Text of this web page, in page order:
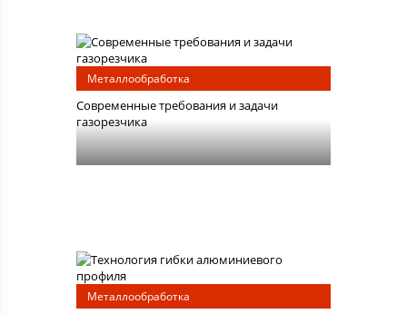
Металлообработка
Современные требования и задачи
газорезчика
Металлообработка